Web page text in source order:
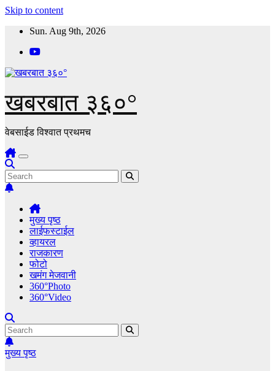
Skip to content
Sun. Aug 9th, 2026
खबरबात ३६०°
वेबसाईड विश्वात प्रथमच
मुख्य पृष्ठ
लाईफस्टाईल
व्हायरल
राजकारण
फोटो
खमंग मेजवानी
360°Photo
360°Video
मुख्य पृष्ठ